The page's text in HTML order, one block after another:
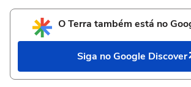
O Terra também está no
Siga no Google Discover